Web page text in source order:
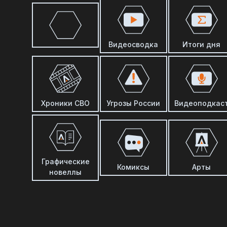
Видеосводка Итоги дня
Хроники СВО Угрозы России
Графические
новеллы
Комиксы Арты